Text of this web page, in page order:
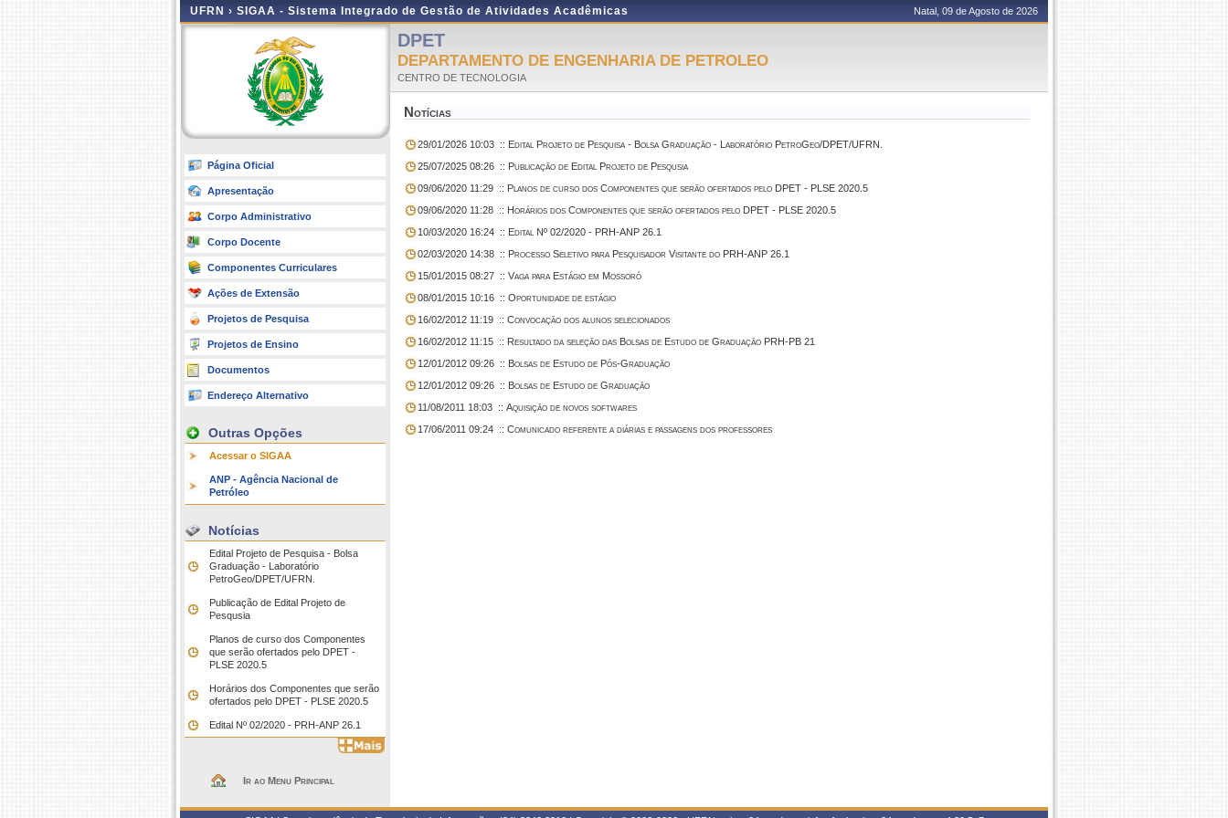
UFRN › SIGAA - Sistema Integrado de Gestão de Atividades Acadêmicas Natal, 09 de Agosto de 2026
Página Oficial
Apresentação
Corpo Administrativo
Corpo Docente
Componentes Curriculares
Ações de Extensão
Projetos de Pesquisa
Projetos de Ensino
Documentos
Endereço Alternativo
Outras Opções
Acessar o SIGAA
ANP - Agência Nacional de
Petróleo
Notícias
Edital Projeto de Pesquisa - Bolsa
Graduação - Laboratório
PetroGeo/DPET/UFRN.
Publicação de Edital Projeto de
Pesqusia
Planos de curso dos Componentes
que serão ofertados pelo DPET -
PLSE 2020.5
Horários dos Componentes que serão
ofertados pelo DPET - PLSE 2020.5
Edital Nº 02/2020 - PRH-ANP 26.1
Ir ao Menu Principal
DPET
DEPARTAMENTO DE ENGENHARIA DE PETROLEO
CENTRO DE TECNOLOGIA
Notícias
29/01/2026 10:03 :: Edital Projeto de Pesquisa - Bolsa Graduação - Laboratório PetroGeo/DPET/UFRN.
25/07/2025 08:26 :: Publicação de Edital Projeto de Pesqusia
09/06/2020 11:29 :: Planos de curso dos Componentes que serão ofertados pelo DPET - PLSE 2020.5
09/06/2020 11:28 :: Horários dos Componentes que serão ofertados pelo DPET - PLSE 2020.5
10/03/2020 16:24 :: Edital Nº 02/2020 - PRH-ANP 26.1
02/03/2020 14:38 :: Processo Seletivo para Pesquisador Visitante do PRH-ANP 26.1
15/01/2015 08:27 :: Vaga para Estágio em Mossoró
08/01/2015 10:16 :: Oportunidade de estágio
16/02/2012 11:19 :: Convocação dos alunos selecionados
16/02/2012 11:15 :: Resultado da seleção das Bolsas de Estudo de Graduação PRH-PB 21
12/01/2012 09:26 :: Bolsas de Estudo de Pós-Graduação
12/01/2012 09:26 :: Bolsas de Estudo de Graduação
11/08/2011 18:03 :: Aquisição de novos softwares
17/06/2011 09:24 :: Comunicado referente a diárias e passagens dos professores